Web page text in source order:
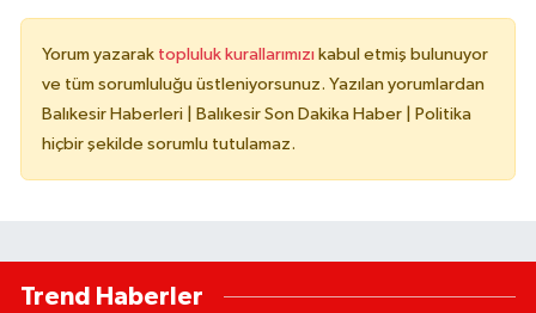
Yorum yazarak topluluk kurallarımızı kabul etmiş bulunuyor
ve tüm sorumluluğu üstleniyorsunuz. Yazılan yorumlardan
Balıkesir Haberleri | Balıkesir Son Dakika Haber | Politika
hiçbir şekilde sorumlu tutulamaz.
Trend Haberler